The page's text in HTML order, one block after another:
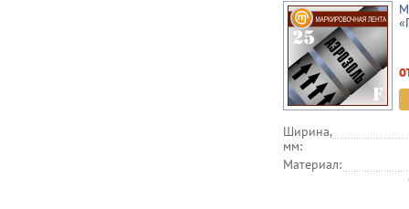
Ширина,
мм:
Материал: